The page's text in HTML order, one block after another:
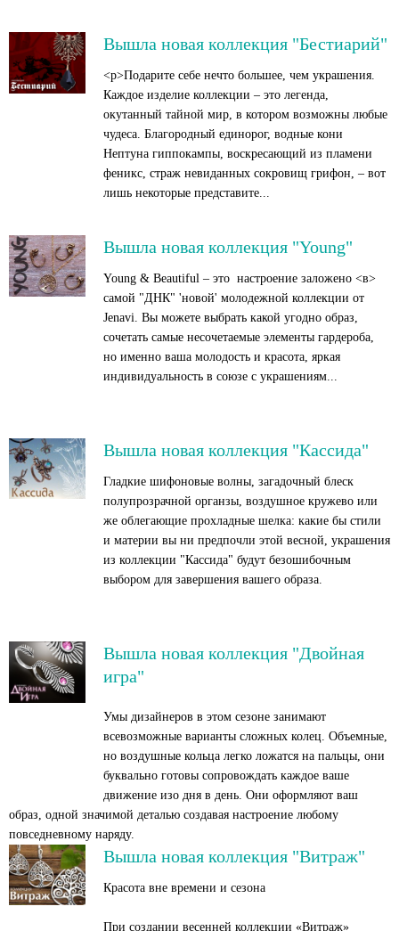
Вышла новая коллекция "Бестиарий"
<p>Подарите себе нечто большее, чем украшения.
Каждое изделие коллекции – это легенда,
окутанный тайной мир, в котором возможны любые
чудеса. Благородный единорог, водные кони
Нептуна гиппокампы, воскресающий из пламени
феникс, страж невиданных сокровищ грифон, – вот
лишь некоторые представите...
Вышла новая коллекция "Young"
Young & Beautiful – это настроение заложено <в>
самой "ДНК" 'новой' молодежной коллекции от
Jenavi. Вы можете выбрать какой угодно образ,
сочетать самые несочетаемые элементы гардероба,
но именно ваша молодость и красота, яркая
индивидуальность в союзе с украшениям...
Вышла новая коллекция "Кассида"
Гладкие шифоновые волны, загадочный блеск
полупрозрачной органзы, воздушное кружево или
же облегающие прохладные шелка: какие бы стили
и материи вы ни предпочли этой весной, украшения
из коллекции "Кассида" будут безошибочным
выбором для завершения вашего образа.
Вышла новая коллекция "Двойная
игра"
Умы дизайнеров в этом сезоне занимают
всевозможные варианты сложных колец. Объемные,
но воздушные кольца легко ложатся на пальцы, они
буквально готовы сопровождать каждое ваше
движение изо дня в день. Они оформляют ваш
образ, одной значимой деталью создавая настроение любому
повседневному наряду.
Вышла новая коллекция "Витраж"
Красота вне времени и сезона
При создании весенней коллекции «Витраж»